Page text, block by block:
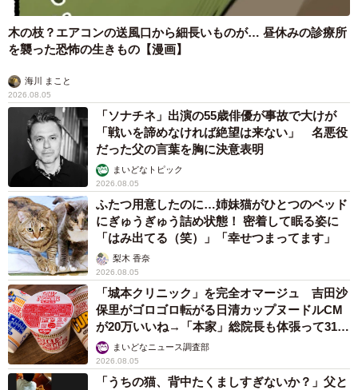
木の枝？エアコンの送風口から細長いものが… 昼休みの診療所
を襲った恐怖の生きもの【漫画】
海川 まこと
2026.08.05
「ソナチネ」出演の55歳俳優が事故で大けが
「戦いを諦めなければ絶望は来ない」 名悪役
だった父の言葉を胸に決意表明
まいどなトピック
2026.08.05
ふたつ用意したのに…姉妹猫がひとつのベッド
にぎゅうぎゅう詰め状態！ 密着して眠る姿に
「はみ出てる（笑）」「幸せつまってます」
梨木 香奈
2026.08.05
「城本クリニック」を完全オマージュ 吉田沙
保里がゴロゴロ転がる日清カップヌードルCM
が20万いいね→「本家」総院長も体張って31万
いいねまいどなニュース調査部
2026.08.05
「うちの猫、背中たくましすぎないか？」父と